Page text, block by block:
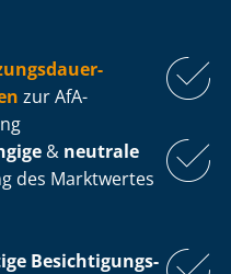
zur AfA-
& neutrale
des Marktwertes
Be­sich­ti­gungs­